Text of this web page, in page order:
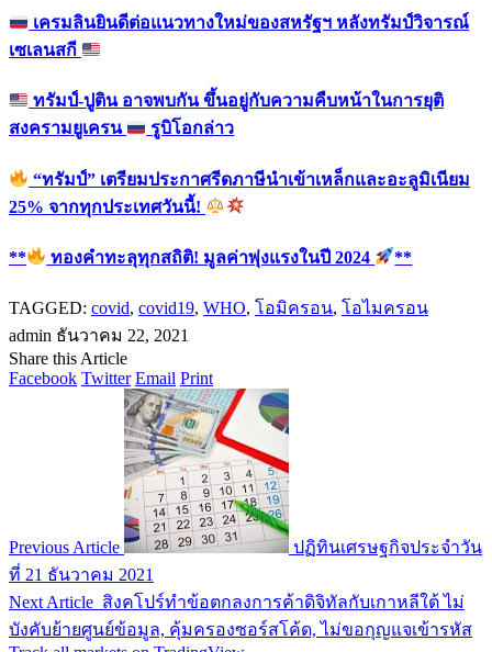
เครมลินยินดีต่อแนวทางใหม่ของสหรัฐฯ หลังทรัมป์วิจารณ์
เซเลนสกี
ทรัมป์-ปูติน อาจพบกัน ขึ้นอยู่กับความคืบหน้าในการยุติ
สงครามยูเครน
รูบิโอกล่าว
“ทรัมป์” เตรียมประกาศรีดภาษีนำเข้าเหล็กและอะลูมิเนียม
25% จากทุกประเทศวันนี้!
** ทองคำทะลุทุกสถิติ! มูลค่าพุ่งแรงในปี 2024 **
TAGGED: covid, covid19, WHO, โอมิครอน, โอไมครอน
admin ธันวาคม 22, 2021
Share this Article
Facebook Twitter Email Print
Previous Article
ปฏิทินเศรษฐกิจประจำวัน
ที่ 21 ธันวาคม 2021
Next Article สิงคโปร์ทำข้อตกลงการค้าดิจิทัลกับเกาหลีใต้ ไม่
บังคับย้ายศูนย์ข้อมูล, คุ้มครองซอร์สโค้ด, ไม่ขอกุญแจเข้ารหัส